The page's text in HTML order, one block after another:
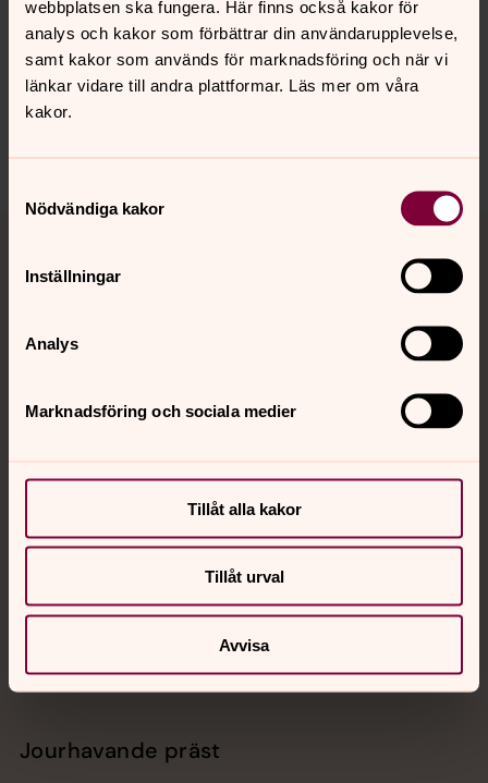
webbplatsen ska fungera. Här finns också kakor för
analys och kakor som förbättrar din användarupplevelse,
samt kakor som används för marknadsföring och när vi
länkar vidare till andra plattformar. Läs mer om våra
kakor.
Nödvändiga kakor
Inställningar
Analys
Marknadsföring och sociala medier
Tillåt alla kakor
Tillåt urval
Avvisa
Synpunkter eller frågor på sidans
innehåll?
nora.tarnsjo.forsamling@svenskakyrkan.se
Dela
Tillbaka till toppen
Tillbaka till innehållet
Kontakt
Kalender
Jourhavande präst